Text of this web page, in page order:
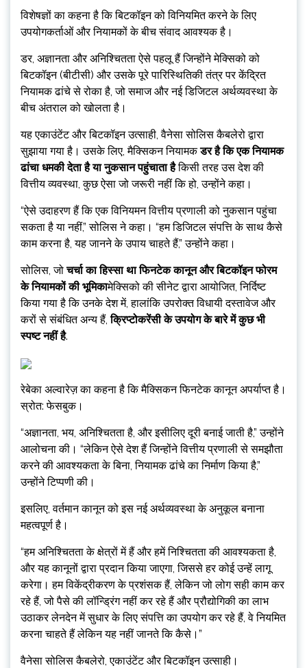
विशेषज्ञों का कहना है कि बिटकॉइन को विनियमित करने के लिए
उपयोगकर्ताओं और नियामकों के बीच संवाद आवश्यक है।
डर, अज्ञानता और अनिश्चितता ऐसे पहलू हैं जिन्होंने मेक्सिको को
बिटकॉइन (बीटीसी) और उसके पूरे पारिस्थितिकी तंत्र पर केंद्रित
नियामक ढांचे से रोका है, जो समाज और नई डिजिटल अर्थव्यवस्था के
बीच अंतराल को खोलता है।
यह एकाउंटेंट और बिटकॉइन उत्साही, वैनेसा सोलिस कैबलेरो द्वारा
सुझाया गया है। उसके लिए, मैक्सिकन नियामकडर है कि एक नियामक
ढांचा धमकी देता है या नुकसान पहुंचाता हैकिसी तरह उस देश की
वित्तीय व्यवस्था, कुछ ऐसा जो जरूरी नहीं कि हो, उन्होंने कहा।
“ऐसे उदाहरण हैं कि एक विनियमन वित्तीय प्रणाली को नुकसान पहुंचा
सकता है या नहीं,” सोलिस ने कहा। “हम डिजिटल संपत्ति के साथ कैसे
काम करना है, यह जानने के उपाय चाहते हैं,” उन्होंने कहा।
सोलिस, जोचर्चा का हिस्सा था फिनटेक कानून और बिटकॉइन फोरम
के नियामकों की भूमिकामेक्सिको की सीनेट द्वारा आयोजित, निर्दिष्ट
किया गया है कि उनके देश में, हालांकि उपरोक्त विधायी दस्तावेज और
करों से संबंधित अन्य हैं,क्रिप्टोकरेंसी के उपयोग के बारे में कुछ भी
स्पष्ट नहीं है.
रेबेका अल्वारेज़ का कहना है कि मैक्सिकन फिनटेक कानून अपर्याप्त है।
स्रोत: फेसबुक।
“अज्ञानता, भय, अनिश्चितता है, और इसीलिए दूरी बनाई जाती है,” उन्होंने
आलोचना की। “लेकिन ऐसे देश हैं जिन्होंने वित्तीय प्रणाली से समझौता
करने की आवश्यकता के बिना, नियामक ढांचे का निर्माण किया है,”
उन्होंने टिप्पणी की।
इसलिए, वर्तमान कानून को इस नई अर्थव्यवस्था के अनुकूल बनाना
महत्वपूर्ण है।
“हम अनिश्चितता के क्षेत्रों में हैं और हमें निश्चितता की आवश्यकता है,
और यह कानूनों द्वारा प्रदान किया जाएगा, जिससे हर कोई उन्हें लागू
करेगा। हम विकेंद्रीकरण के प्रशंसक हैं, लेकिन जो लोग सही काम कर
रहे हैं, जो पैसे की लॉन्ड्रिंग नहीं कर रहे हैं और प्रौद्योगिकी का लाभ
उठाकर लेनदेन में सुधार के लिए संपत्ति का उपयोग कर रहे हैं, वे नियमित
करना चाहते हैं लेकिन यह नहीं जानते कि कैसे।”
वैनेसा सोलिस कैबलेरो, एकाउंटेंट और बिटकॉइन उत्साही।